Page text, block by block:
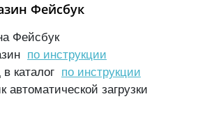
Фейсбук
Фейсбук
по инструкции
каталог по инструкции
автоматической загрузки